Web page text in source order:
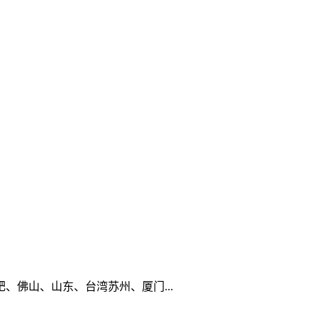
佛山、山东、台湾苏州、厦门...